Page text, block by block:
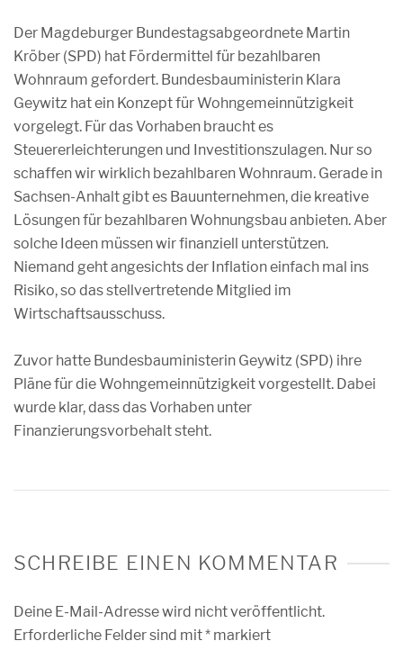
Der Magdeburger Bundestagsabgeordnete Martin
Kröber (SPD) hat Fördermittel für bezahlbaren
Wohnraum gefordert. Bundesbauministerin Klara
Geywitz hat ein Konzept für Wohngemeinnützigkeit
vorgelegt. Für das Vorhaben braucht es
Steuererleichterungen und Investitionszulagen. Nur so
schaffen wir wirklich bezahlbaren Wohnraum. Gerade in
Sachsen-Anhalt gibt es Bauunternehmen, die kreative
Lösungen für bezahlbaren Wohnungsbau anbieten. Aber
solche Ideen müssen wir finanziell unterstützen.
Niemand geht angesichts der Inflation einfach mal ins
Risiko, so das stellvertretende Mitglied im
Wirtschaftsausschuss.
Zuvor hatte Bundesbauministerin Geywitz (SPD) ihre
Pläne für die Wohngemeinnützigkeit vorgestellt. Dabei
wurde klar, dass das Vorhaben unter
Finanzierungsvorbehalt steht.
SCHREIBE EINEN KOMMENTAR
Deine E-Mail-Adresse wird nicht veröffentlicht.
Erforderliche Felder sind mit* markiert